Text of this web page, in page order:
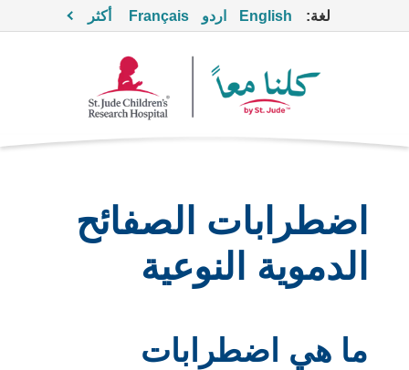
لغة: English اردو Français أكثر
اضطرابات الصفائح
الدموية النوعية
ما هي اضطرابات